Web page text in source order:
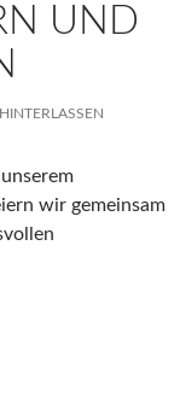
UND
wir gemeinsam
Zukunft sichern